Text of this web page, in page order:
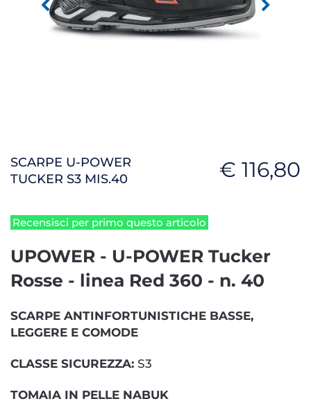
SCARPE U-POWER
TUCKER S3 MIS.40
€ 116,80
Recensisci per primo questo articolo
UPOWER - U-POWER Tucker
Rosse - linea Red 360 - n. 40
SCARPE ANTINFORTUNISTICHE BASSE,
LEGGERE E COMODE
CLASSE SICUREZZA: S3
TOMAIA IN PELLE NABUK